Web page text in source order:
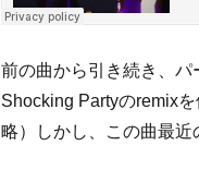
前の曲から引き続き、
Shocking Partyのremix
略）しかし、この曲最近